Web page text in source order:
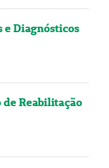
Diagnósticos
de Reabilitação